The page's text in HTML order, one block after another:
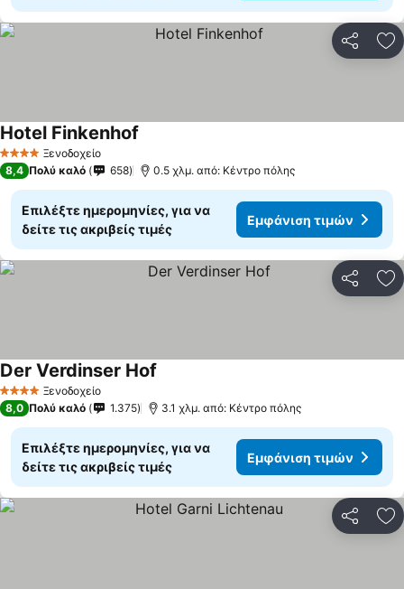
4 ΑστέριαΞενοδοχείο
Hotel Finkenhof
8,4 Πολύ καλό 658 0.5 χλμ. από: Κέντρο πόλης
Επιλέξτε ημερομηνίες, για να
δείτε τις ακριβείς τιμές
Εμφάνιση τιμών
4 ΑστέριαΞενοδοχείο
Der Verdinser Hof
8,0 Πολύ καλό 1.375 3.1 χλμ. από: Κέντρο πόλης
Επιλέξτε ημερομηνίες, για να
δείτε τις ακριβείς τιμές
Εμφάνιση τιμών